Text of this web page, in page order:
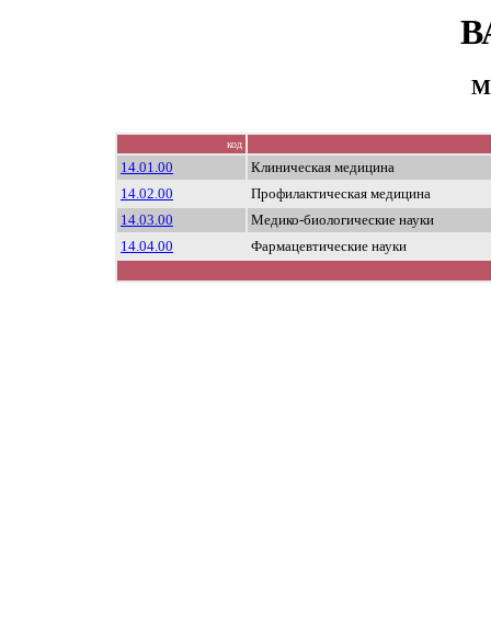
код
14.01.00
Клиническая медицина
14.02.00
Профилактическая медицина
14.03.00
Медико-биологические науки
14.04.00
Фармацевтические науки